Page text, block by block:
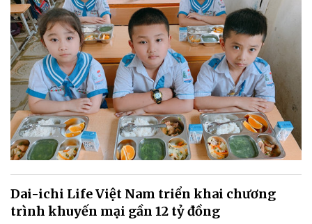
Dai-ichi Life Việt Nam triển khai chương
trình khuyến mại gần 12 tỷ đồng